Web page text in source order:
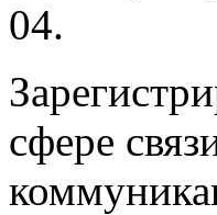
04.
сфере